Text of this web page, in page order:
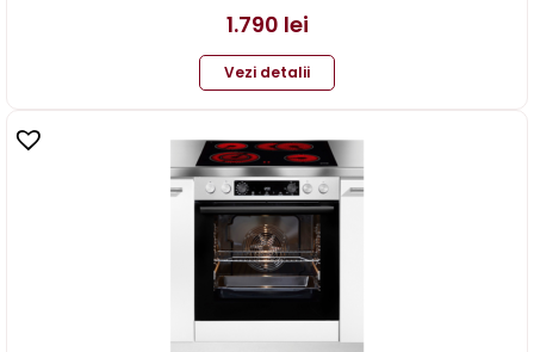
1.790 lei
Vezi detalii